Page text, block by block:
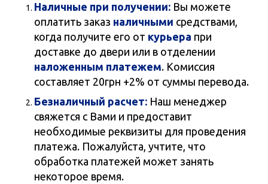
Наличные при получении: Вы можете
оплатить заказ наличными средствами,
когда получите его от курьера при
доставке до двери или в отделении
наложенным платежем. Комиссия
составляет 20грн +2% от суммы перевода.
Безналичный расчет: Наш менеджер
свяжется с Вами и предоставит
необходимые реквизиты для проведения
платежа. Пожалуйста, учтите, что
обработка платежей может занять
некоторое время.